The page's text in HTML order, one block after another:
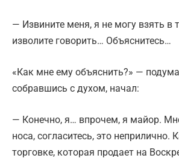
— Извините меня, я не могу взять в
изволите говорить… Объяснитесь…
«Как мне ему объяснить?» —
собравшись с духом, начал:
— Конечно, я… впрочем, я майор.
носа, согласитесь, это неприлично.
торговке, которая продает на